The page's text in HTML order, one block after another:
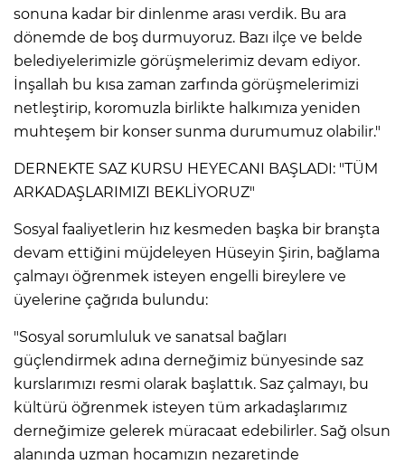
sonuna kadar bir dinlenme arası verdik. Bu ara
dönemde de boş durmuyoruz. Bazı ilçe ve belde
belediyelerimizle görüşmelerimiz devam ediyor.
İnşallah bu kısa zaman zarfında görüşmelerimizi
netleştirip, koromuzla birlikte halkımıza yeniden
muhteşem bir konser sunma durumumuz olabilir."
​DERNEKTE SAZ KURSU HEYECANI BAŞLADI: "TÜM
ARKADAŞLARIMIZI BEKLİYORUZ"
​Sosyal faaliyetlerin hız kesmeden başka bir branşta
devam ettiğini müjdeleyen Hüseyin Şirin, bağlama
çalmayı öğrenmek isteyen engelli bireylere ve
üyelerine çağrıda bulundu:
"Sosyal sorumluluk ve sanatsal bağları
güçlendirmek adına derneğimiz bünyesinde saz
kurslarımızı resmi olarak başlattık. Saz çalmayı, bu
kültürü öğrenmek isteyen tüm arkadaşlarımız
derneğimize gelerek müracaat edebilirler. Sağ olsun
alanında uzman hocamızın nezaretinde